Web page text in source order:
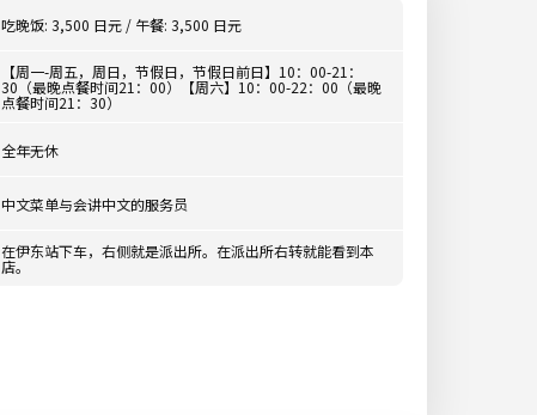
吃晚饭: 3,500 日元 / 午餐: 3,500 日元
【周一-周五，周日，节假日，节假日前日】10：00-21：
30（最晚点餐时间21：00）【周六】10：00-22：00（最晚
点餐时间21：30）
全年无休
中文菜单与会讲中文的服务员
在伊东站下车，右侧就是派出所。在派出所右转就能看到本
店。